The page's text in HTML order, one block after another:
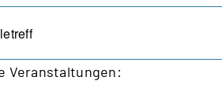
Veranstaltungen: